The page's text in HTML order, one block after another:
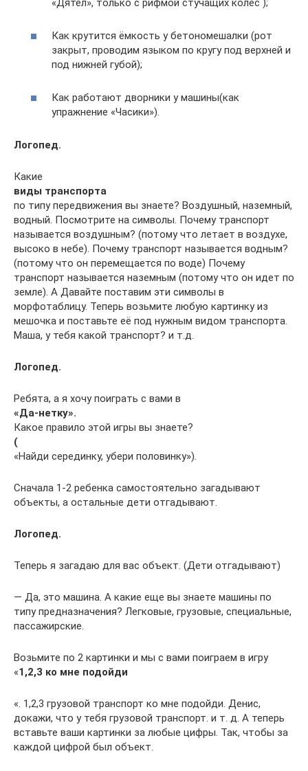
Как крутится ёмкость у бетономешалки (рот
закрыт, проводим языком по кругу под верхней и
под нижней губой);
Как работают дворники у машины(как
упражнение «Часики»).
Логопед.
Какие
виды транспорта
по типу передвижения вы знаете? Воздушный, наземный,
водный. Посмотрите на символы. Почему транспорт
называется воздушным? (потому что летает в воздухе,
высоко в небе). Почему транспорт называется водным?
(потому что он перемещается по воде) Почему
транспорт называется наземным (потому что он идет по
земле). А Давайте поставим эти символы в
морфотаблицу. Теперь возьмите любую картинку из
мешочка и поставьте её под нужным видом транспорта.
Маша, у тебя какой транспорт? и т.д.
Логопед.
Ребята, а я хочу поиграть с вами в
«Да-нетку».
Какое правило этой игры вы знаете?
(
«Найди серединку, убери половинку»).
Сначала 1-2 ребенка самостоятельно загадывают
объекты, а остальные дети отгадывают.
Логопед.
Теперь я загадаю для вас объект. (Дети отгадывают)
— Да, это машина. А какие еще вы знаете машины по
типу предназначения? Легковые, грузовые, специальные,
пассажирские.
Возьмите по 2 картинки и мы с вами поиграем в игру
«1,2,3 ко мне подойди
«. 1,2,3 грузовой транспорт ко мне подойди. Денис,
докажи, что у тебя грузовой транспорт. и т. д. А теперь
вставьте ваши картинки за любые цифры. Так, чтобы за
каждой цифрой был объект.